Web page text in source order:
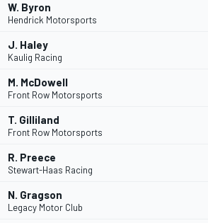
W. Byron
Hendrick Motorsports
J. Haley
Kaulig Racing
M. McDowell
Front Row Motorsports
T. Gilliland
Front Row Motorsports
R. Preece
Stewart-Haas Racing
N. Gragson
Legacy Motor Club